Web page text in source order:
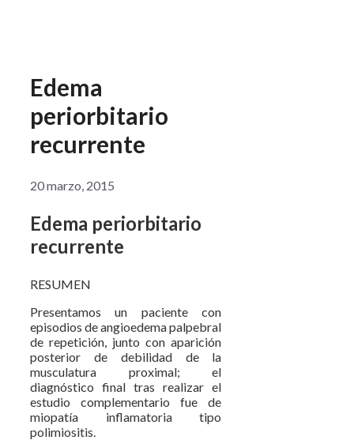
Edema
periorbitario
recurrente
20 marzo, 2015
Edema periorbitario
recurrente
RESUMEN
Presentamos un paciente con
episodios de angioedema palpebral
de repetición, junto con aparición
posterior de debilidad de la
musculatura proximal; el
diagnóstico final tras realizar el
estudio complementario fue de
miopatía inflamatoria tipo
polimiositis.